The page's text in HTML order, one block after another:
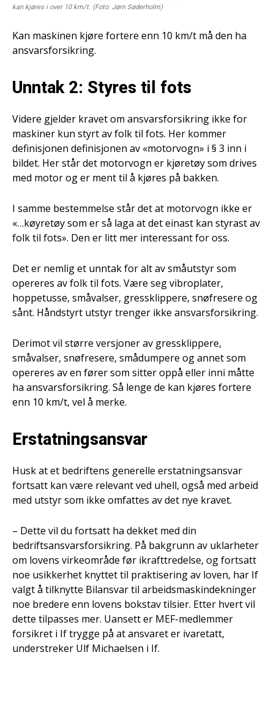
kan kjøres i over 10 km/t. (Foto: Jørn Søderholm)
Kan maskinen kjøre fortere enn 10 km/t må den ha
ansvarsforsikring.
Unntak 2: Styres til fots
Videre gjelder kravet om ansvarsforsikring ikke for
maskiner kun styrt av folk til fots. Her kommer
definisjonen definisjonen av «motorvogn» i § 3 inn i
bildet. Her står det motorvogn er kjøretøy som drives
med motor og er ment til å kjøres på bakken.
I samme bestemmelse står det at motorvogn ikke er
«…køyretøy som er så laga at det einast kan styrast av
folk til fots». Den er litt mer interessant for oss.
Det er nemlig et unntak for alt av småutstyr som
opereres av folk til fots. Være seg vibroplater,
hoppetusse, småvalser, gressklippere, snøfresere og
sånt. Håndstyrt utstyr trenger ikke ansvarsforsikring.
Derimot vil større versjoner av gressklippere,
småvalser, snøfresere, smådumpere og annet som
opereres av en fører som sitter oppå eller inni måtte
ha ansvarsforsikring. Så lenge de kan kjøres fortere
enn 10 km/t, vel å merke.
Erstatningsansvar
Husk at et bedriftens generelle erstatningsansvar
fortsatt kan være relevant ved uhell, også med arbeid
med utstyr som ikke omfattes av det nye kravet.
– Dette vil du fortsatt ha dekket med din
bedriftsansvarsforsikring. På bakgrunn av uklarheter
om lovens virkeområde før ikrafttredelse, og fortsatt
noe usikkerhet knyttet til praktisering av loven, har If
valgt å tilknytte Bilansvar til arbeidsmaskindekninger
noe bredere enn lovens bokstav tilsier. Etter hvert vil
dette tilpasses mer. Uansett er MEF-medlemmer
forsikret i If trygge på at ansvaret er ivaretatt,
understreker Ulf Michaelsen i If.